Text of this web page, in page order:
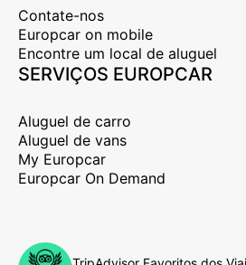
Contate-nos
Europcar on mobile
Encontre um local de aluguel
SERVIÇOS EUROPCAR
Aluguel de carro
Aluguel de vans
My Europcar
Europcar On Demand